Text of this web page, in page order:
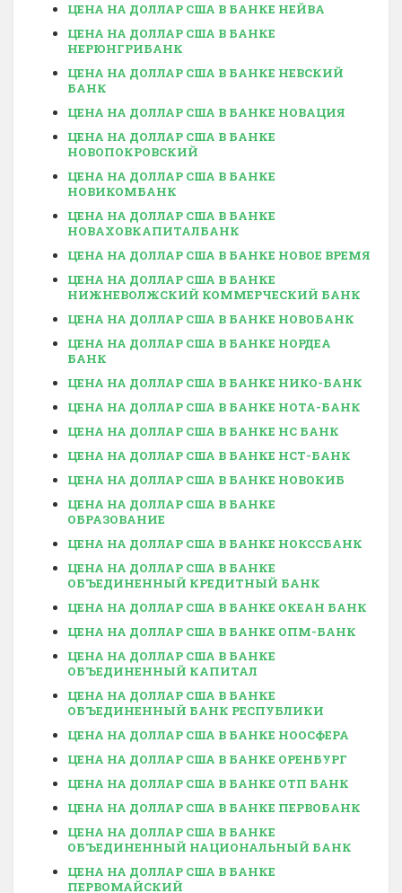
ЦЕНА НА ДОЛЛАР США В БАНКЕ НЕЙВА
ЦЕНА НА ДОЛЛАР США В БАНКЕ
НЕРЮНГРИБАНК
ЦЕНА НА ДОЛЛАР США В БАНКЕ НЕВСКИЙ
БАНК
ЦЕНА НА ДОЛЛАР США В БАНКЕ НОВАЦИЯ
ЦЕНА НА ДОЛЛАР США В БАНКЕ
НОВОПОКРОВСКИЙ
ЦЕНА НА ДОЛЛАР США В БАНКЕ
НОВИКОМБАНК
ЦЕНА НА ДОЛЛАР США В БАНКЕ
НОВАХОВКАПИТАЛБАНК
ЦЕНА НА ДОЛЛАР США В БАНКЕ НОВОЕ ВРЕМЯ
ЦЕНА НА ДОЛЛАР США В БАНКЕ
НИЖНЕВОЛЖСКИЙ КОММЕРЧЕСКИЙ БАНК
ЦЕНА НА ДОЛЛАР США В БАНКЕ НОВОБАНК
ЦЕНА НА ДОЛЛАР США В БАНКЕ НОРДЕА
БАНК
ЦЕНА НА ДОЛЛАР США В БАНКЕ НИКО-БАНК
ЦЕНА НА ДОЛЛАР США В БАНКЕ НОТА-БАНК
ЦЕНА НА ДОЛЛАР США В БАНКЕ НС БАНК
ЦЕНА НА ДОЛЛАР США В БАНКЕ НСТ-БАНК
ЦЕНА НА ДОЛЛАР США В БАНКЕ НОВОКИБ
ЦЕНА НА ДОЛЛАР США В БАНКЕ
ОБРАЗОВАНИЕ
ЦЕНА НА ДОЛЛАР США В БАНКЕ НОКССБАНК
ЦЕНА НА ДОЛЛАР США В БАНКЕ
ОБЪЕДИНЕННЫЙ КРЕДИТНЫЙ БАНК
ЦЕНА НА ДОЛЛАР США В БАНКЕ ОКЕАН БАНК
ЦЕНА НА ДОЛЛАР США В БАНКЕ ОПМ-БАНК
ЦЕНА НА ДОЛЛАР США В БАНКЕ
ОБЪЕДИНЕННЫЙ КАПИТАЛ
ЦЕНА НА ДОЛЛАР США В БАНКЕ
ОБЪЕДИНЕННЫЙ БАНК РЕСПУБЛИКИ
ЦЕНА НА ДОЛЛАР США В БАНКЕ НООСФЕРА
ЦЕНА НА ДОЛЛАР США В БАНКЕ ОРЕНБУРГ
ЦЕНА НА ДОЛЛАР США В БАНКЕ ОТП БАНК
ЦЕНА НА ДОЛЛАР США В БАНКЕ ПЕРВОБАНК
ЦЕНА НА ДОЛЛАР США В БАНКЕ
ОБЪЕДИНЕННЫЙ НАЦИОНАЛЬНЫЙ БАНК
ЦЕНА НА ДОЛЛАР США В БАНКЕ
ПЕРВОМАЙСКИЙ